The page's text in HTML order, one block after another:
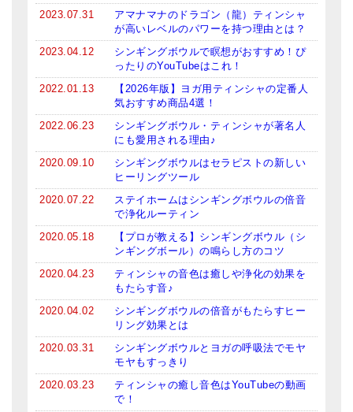
シンギングボウル入門本・CD
アウトレット
オリジナルグッズ
神々とつながるジュエリー
ヒーリング・マンダラポスター
ロゴステッカー・ポストカード各種
亡命チベット人尼僧のお守り・チャーム
チベット・マントラ・ヒーリングCD
ギフトラッピング
シンギングボウル講座
倍音呼吸法レッスン
中級講座
2023.07.31
アマナマナのドラゴン（龍）ティンシャ
が高いレベルのパワーを持つ理由とは？
2023.04.12
シンギングボウルで瞑想がおすすめ！ぴ
ったりのYouTubeはこれ！
2022.01.13
【2026年版】ヨガ用ティンシャの定番人
気おすすめ商品4選！
2022.06.23
シンギングボウル・ティンシャが著名人
にも愛用される理由♪
2020.09.10
シンギングボウルはセラピストの新しい
ヒーリングツール
2020.07.22
ステイホームはシンギングボウルの倍音
で浄化ルーティン
2020.05.18
【プロが教える】シンギングボウル（シ
ンギングボール）の鳴らし方のコツ
2020.04.23
ティンシャの音色は癒しや浄化の効果を
もたらす音♪
2020.04.02
シンギングボウルの倍音がもたらすヒー
リング効果とは
2020.03.31
シンギングボウルとヨガの呼吸法でモヤ
モヤもすっきり
2020.03.23
ティンシャの癒し音色はYouTubeの動画
で！